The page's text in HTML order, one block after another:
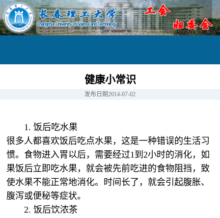
健康小常识
发布日期2014-07-02
1. 饭后吃水果
很多人都喜欢饭后吃点水果，这是一种错误的生活习
惯。食物进入胃以后，需要经过1到2小时的消化，如
果饭后立即吃水果，就会被先前吃进的食物阻挡，致
使水果不能正常地消化。时间长了，就会引起腹胀、
腹泻或便秘等症状。
2. 饭后饮浓茶